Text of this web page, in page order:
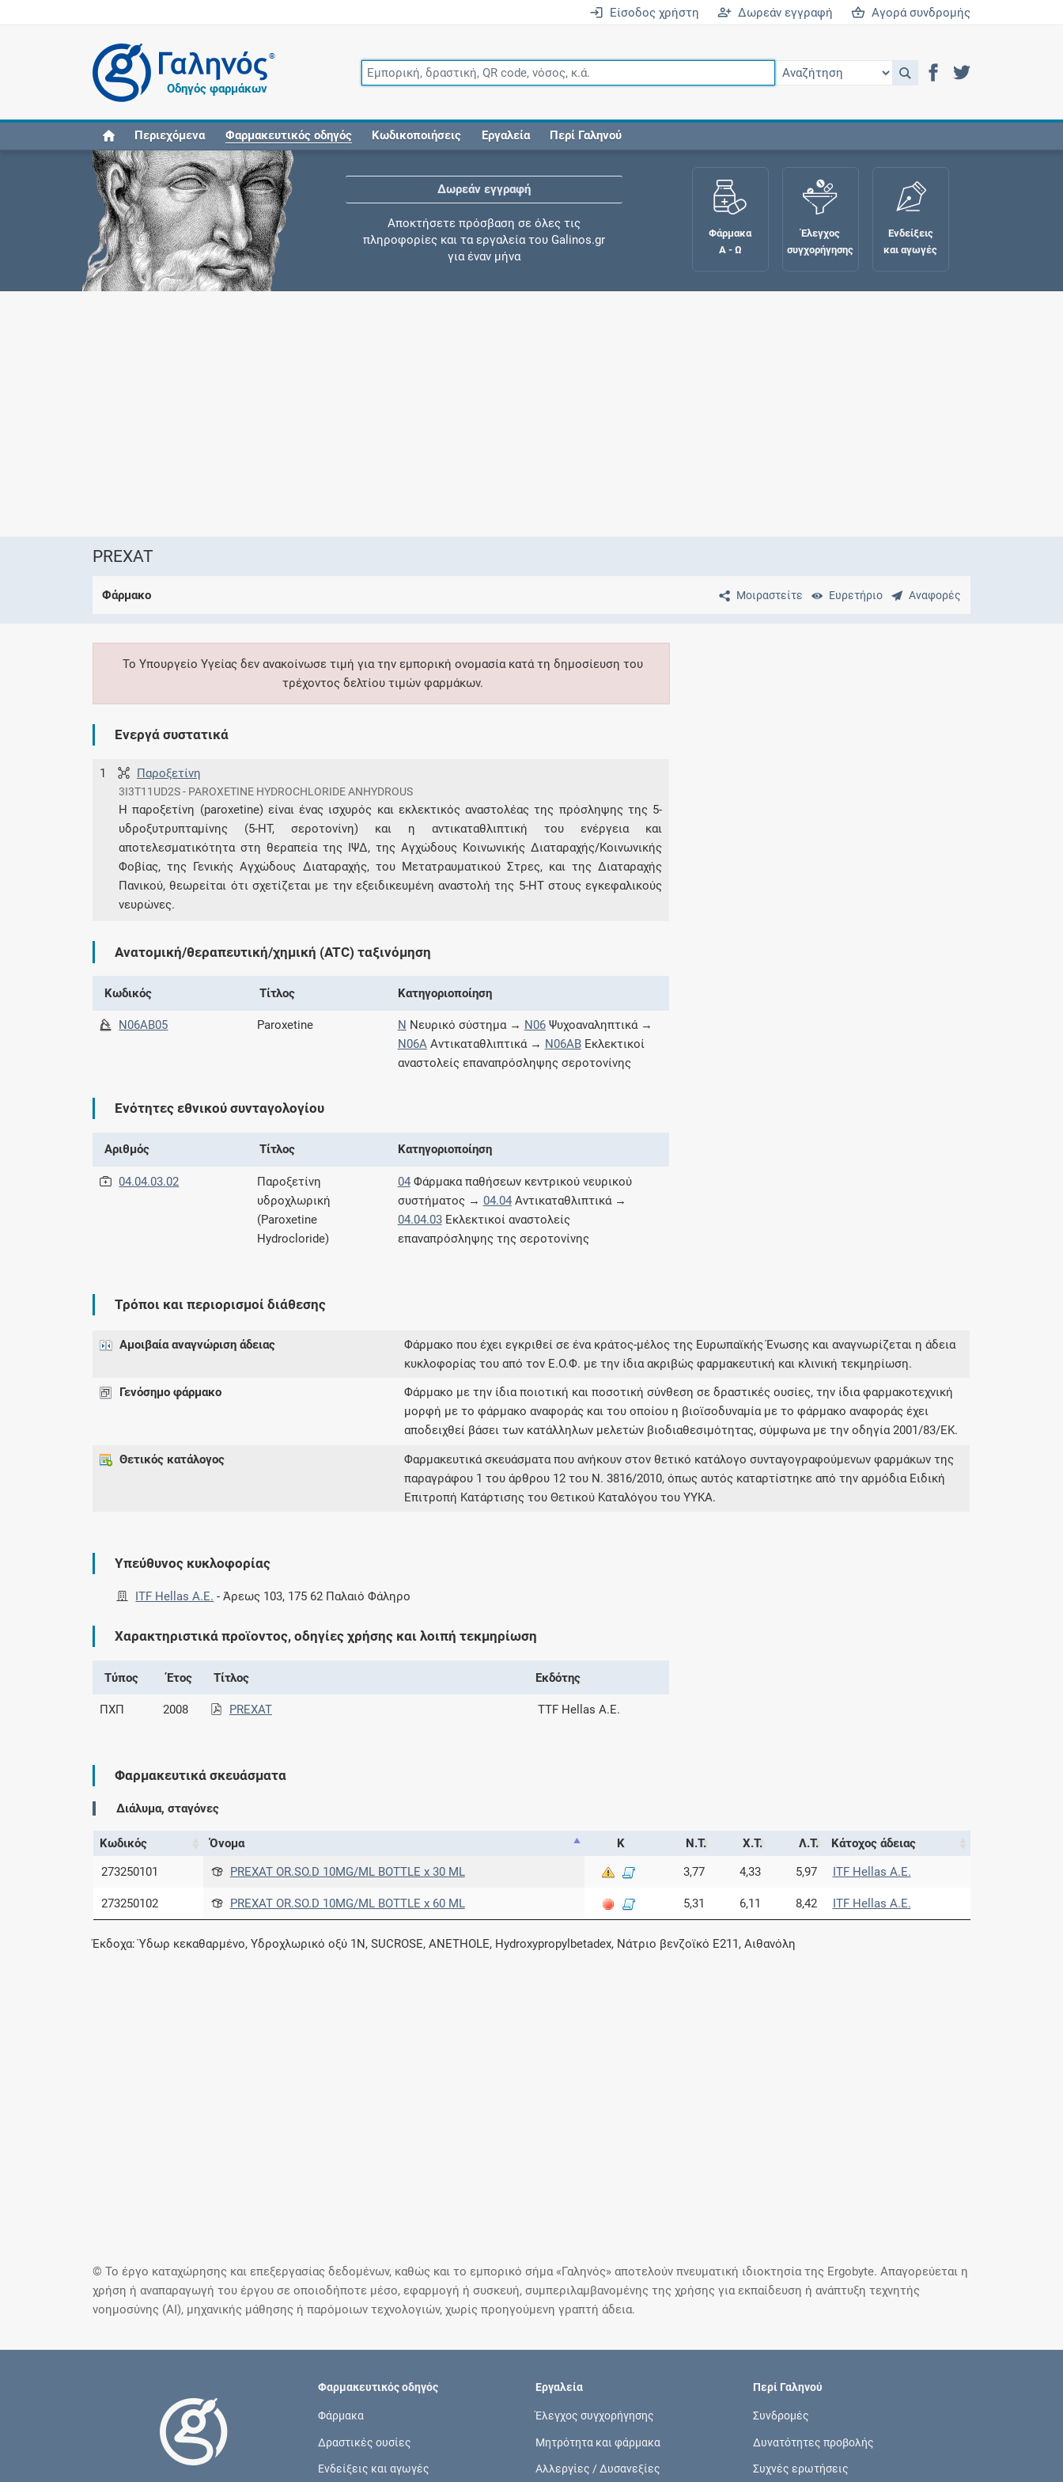
Είσοδος χρήστη Δωρεάν εγγραφή Αγορά συνδρομής
®
Οδηγός φαρμάκων
Περιεχόμενα Φαρμακευτικός οδηγός Κωδικοποιήσεις Εργαλεία Περί Γαληνού
Δωρεάν εγγραφή
Αποκτήσετε πρόσβαση σε όλες τις
πληροφορίες και τα εργαλεία του Galinos.gr
για έναν μήνα
ενός φαρμάκου κατά τη διάρκεια της
εγκυμοσύνης ή του θηλασμού
Μάθετε περισσότερα για τα οφέλη και τις
επιπλέον παροχές των συνδρομητικών
προγραμμάτων
Βρείτε θεραπευτικές ενδείξεις και αγωγές για
νόσους, συμπτώματα και ιατρικές πράξεις
Γνωρίζατε ότι...
Φάρμακα
Α - Ω
Έλεγχος
συγχορήγησης
Ενδείξεις
και αγωγές
PREXAT
Μοιραστείτε Ευρετήριο Αναφορές
Φάρμακο
Το Υπουργείο Υγείας δεν ανακοίνωσε τιμή για την εμπορική ονομασία κατά τη δημοσίευση του
τρέχοντος δελτίου τιμών φαρμάκων.
Ενεργά συστατικά
1 Παροξετίνη
3I3T11UD2S - PAROXETINE HYDROCHLORIDE ANHYDROUS
Η παροξετίνη (paroxetine) είναι ένας ισχυρός και εκλεκτικός αναστολέας της πρόσληψης της 5-
υδροξυτρυπταμίνης (5-HT, σεροτονίνη) και η αντικαταθλιπτική του ενέργεια και
αποτελεσματικότητα στη θεραπεία της ΙΨΔ, της Αγχώδους Κοινωνικής Διαταραχής/Κοινωνικής
Φοβίας, της Γενικής Αγχώδους Διαταραχής, του Μετατραυματικού Στρες, και της Διαταραχής
Πανικού, θεωρείται ότι σχετίζεται με την εξειδικευμένη αναστολή της 5-HT στους εγκεφαλικούς
νευρώνες.
Ανατομική/θεραπευτική/χημική (ATC) ταξινόμηση
Κωδικός Τίτλος Κατηγοριοποίηση
N06AB05 Paroxetine N Νευρικό σύστημα → N06Ψυχοαναληπτικά →
N06AΑντικαταθλιπτικά → N06ABΕκλεκτικοί
αναστολείς επαναπρόσληψης σεροτονίνης
Ενότητες εθνικού συνταγολογίου
Αριθμός Τίτλος Κατηγοριοποίηση
04.04.03.02
Παροξετίνη
υδροχλωρική
(Paroxetine
Hydrocloride)
04Φάρμακα παθήσεων κεντρικού νευρικού
συστήματος → 04.04Αντικαταθλιπτικά →
04.04.03Εκλεκτικοί αναστολείς
επαναπρόσληψης της σεροτονίνης
Τρόποι και περιορισμοί διάθεσης
Αμοιβαία αναγνώριση άδειας
Φάρμακο που έχει εγκριθεί σε ένα κράτος-μέλος της Ευρωπαϊκής Ένωσης και αναγνωρίζεται η άδεια
κυκλοφορίας του από τον Ε.Ο.Φ. με την ίδια ακριβώς φαρμακευτική και κλινική τεκμηρίωση.
Γενόσημο φάρμακο
Φάρμακο με την ίδια ποιοτική και ποσοτική σύνθεση σε δραστικές ουσίες, την ίδια φαρμακοτεχνική
μορφή με το φάρμακο αναφοράς και του οποίου η βιοϊσοδυναμία με το φάρμακο αναφοράς έχει
αποδειχθεί βάσει των κατάλληλων μελετών βιοδιαθεσιμότητας, σύμφωνα με την οδηγία 2001/83/ΕΚ.
Θετικός κατάλογος
Φαρμακευτικά σκευάσματα που ανήκουν στον θετικό κατάλογο συνταγογραφούμενων φαρμάκων της
παραγράφου 1 του άρθρου 12 του Ν. 3816/2010, όπως αυτός καταρτίστηκε από την αρμόδια Ειδική
Επιτροπή Κατάρτισης του Θετικού Καταλόγου του ΥΥΚΑ.
Υπεύθυνος κυκλοφορίας
ITF Hellas Α.Ε. -Άρεως 103, 175 62 Παλαιό Φάληρο
Χαρακτηριστικά προϊοντος, οδηγίες χρήσης και λοιπή τεκμηρίωση
Τύπος Έτος Τίτλος Εκδότης
ΠΧΠ 2008 PREXAT TTF Hellas Α.Ε.
Φαρμακευτικά σκευάσματα
Διάλυμα, σταγόνες
Κωδικός Όνομα Κ Ν.Τ. Χ.Τ. Λ.Τ.
Κάτοχος άδειας
273250101
PREXAT OR.SO.D 10MG/ML BOTTLE x 30 ML 3,77 4,33 5,97 ITF Hellas Α.Ε.
273250102 PREXAT OR.SO.D 10MG/ML BOTTLE x 60 ML 5,31 6,11 8,42 ITF Hellas Α.Ε.
Έκδοχα: Ύδωρ κεκαθαρμένο, Υδροχλωρικό οξύ 1Ν, SUCROSE, ANETHOLE, Hydroxypropylbetadex, Νάτριο βενζοϊκό Ε211, Αιθανόλη
© Το έργο καταχώρησης και επεξεργασίας δεδομένων, καθώς και το εμπορικό σήμα «Γαληνός» αποτελούν πνευματική ιδιοκτησία της Ergobyte. Απαγορεύεται η
χρήση ή αναπαραγωγή του έργου σε οποιοδήποτε μέσο, εφαρμογή ή συσκευή, συμπεριλαμβανομένης της χρήσης για εκπαίδευση ή ανάπτυξη τεχνητής
νοημοσύνης (AI), μηχανικής μάθησης ή παρόμοιων τεχνολογιών, χωρίς προηγούμενη γραπτή άδεια.
Φαρμακευτικός οδηγός
Φάρμακα
Δραστικές ουσίες
Ενδείξεις και αγωγές
Εργαλεία
Έλεγχος συγχορήγησης
Μητρότητα και φάρμακα
Αλλεργίες / Δυσανεξίες
Περί Γαληνού
Συνδρομές
Δυνατότητες προβολής
Συχνές ερωτήσεις